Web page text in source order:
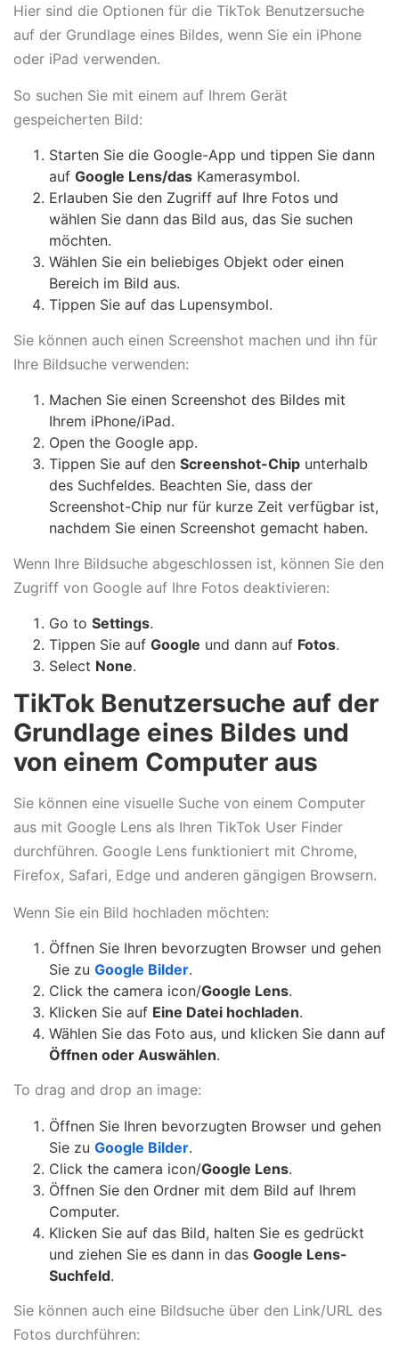
Hier sind die Optionen für die TikTok Benutzersuche
auf der Grundlage eines Bildes, wenn Sie ein iPhone
oder iPad verwenden.
So suchen Sie mit einem auf Ihrem Gerät
gespeicherten Bild:
Starten Sie die Google-App und tippen Sie dann
auf Google Lens/das Kamerasymbol.
Erlauben Sie den Zugriff auf Ihre Fotos und
wählen Sie dann das Bild aus, das Sie suchen
möchten.
Wählen Sie ein beliebiges Objekt oder einen
Bereich im Bild aus.
Tippen Sie auf das Lupensymbol.
Sie können auch einen Screenshot machen und ihn für
Ihre Bildsuche verwenden:
Machen Sie einen Screenshot des Bildes mit
Ihrem iPhone/iPad.
Open the Google app.
Tippen Sie auf den Screenshot-Chip unterhalb
des Suchfeldes. Beachten Sie, dass der
Screenshot-Chip nur für kurze Zeit verfügbar ist,
nachdem Sie einen Screenshot gemacht haben.
Wenn Ihre Bildsuche abgeschlossen ist, können Sie den
Zugriff von Google auf Ihre Fotos deaktivieren:
Go to Settings.
Tippen Sie auf Google und dann auf Fotos.
Select None.
TikTok Benutzersuche auf der
Grundlage eines Bildes und
von einem Computer aus
Sie können eine visuelle Suche von einem Computer
aus mit Google Lens als Ihren TikTok User Finder
durchführen. Google Lens funktioniert mit Chrome,
Firefox, Safari, Edge und anderen gängigen Browsern.
Wenn Sie ein Bild hochladen möchten:
Öffnen Sie Ihren bevorzugten Browser und gehen
Sie zu Google Bilder.
Click the camera icon/Google Lens.
Klicken Sie auf Eine Datei hochladen.
Wählen Sie das Foto aus, und klicken Sie dann auf
Öffnen oder Auswählen.
To drag and drop an image:
Öffnen Sie Ihren bevorzugten Browser und gehen
Sie zu Google Bilder.
Click the camera icon/Google Lens.
Öffnen Sie den Ordner mit dem Bild auf Ihrem
Computer.
Klicken Sie auf das Bild, halten Sie es gedrückt
und ziehen Sie es dann in das Google Lens-
Suchfeld.
Sie können auch eine Bildsuche über den Link/URL des
Fotos durchführen: